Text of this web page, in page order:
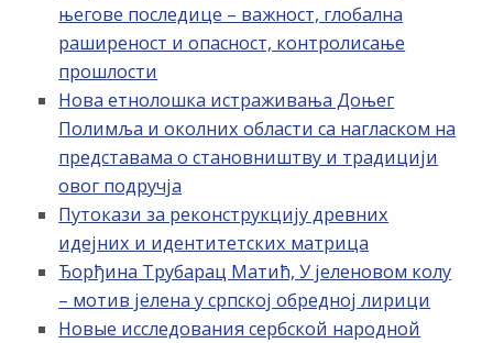
његове последице – важност, глобална
раширеност и опасност, контролисање
прошлости
Нова етнолошка истраживања Доњег
Полимља и околних области са нагласком на
представама о становништву и традицији
овог подручја
Путокази за реконструкцију древних
идејних и идентитетских матрица
Ђорђина Трубарац Матић, У јеленовом колу
– мотив јелена у српској обредној лирици
Новые исследования сербской народной